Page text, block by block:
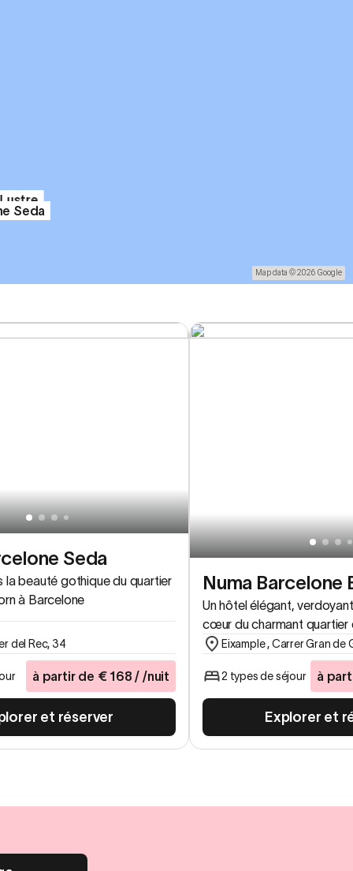
Seda
Map data © 2026 Google
Seda
la beauté gothique du quartier
à Barcelone
del Rec, 34
à partir de € 168 / /nuit
et réserver
Numa Barcelone
Un hôtel élégant,
cœur du charmant quartier
Eixample , Carrer Gran de
2 types de séjour à
Explorer et